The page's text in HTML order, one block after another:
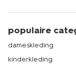
populaire
dameskleding
kinderkleding